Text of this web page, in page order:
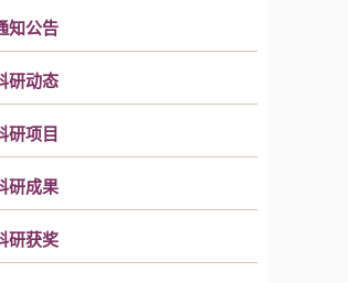
知公告
研动态
研项目
研成果
研获奖